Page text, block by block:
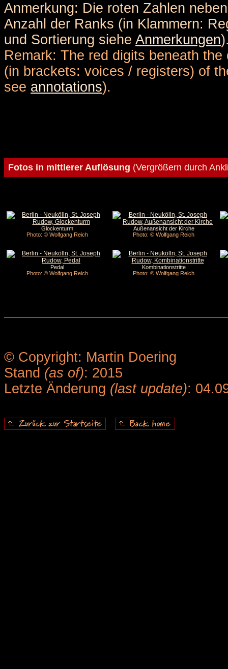
Anmerkung: Die roten Zahlen
Anzahl der Ranks (in Klammern:
und Sortierung siehe Anmerkungen
Remark: The red digits beneath
(in brackets: voices / registers) of
see annotations).
Fotos in mittlerer Auflösung (Vergrößern durch
Glockenturm
Photo: © Wolfgang Reich
Außenansicht der Kirche
Photo: © Wolfgang Reich
Pedal
Photo: © Wolfgang Reich
Kombinationstritte
Photo: © Wolfgang Reich
© Copyright: Martin Doering
Stand (as of): 2015
Letzte Änderung (last update):